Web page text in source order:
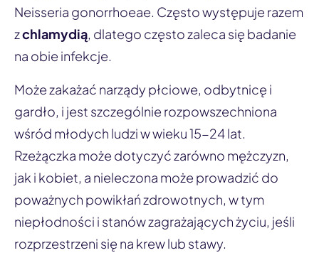
Neisseria gonorrhoeae. Często występuje razem
zchlamydią, dlatego często zaleca się badanie
na obie infekcje.
Może zakażać narządy płciowe, odbytnicę i
gardło, i jest szczególnie rozpowszechniona
wśród młodych ludzi w wieku 15-24 lat.
Rzeżączka może dotyczyć zarówno mężczyzn,
jak i kobiet, a nieleczona może prowadzić do
poważnych powikłań zdrowotnych, w tym
niepłodności i stanów zagrażających życiu, jeśli
rozprzestrzeni się na krew lub stawy.